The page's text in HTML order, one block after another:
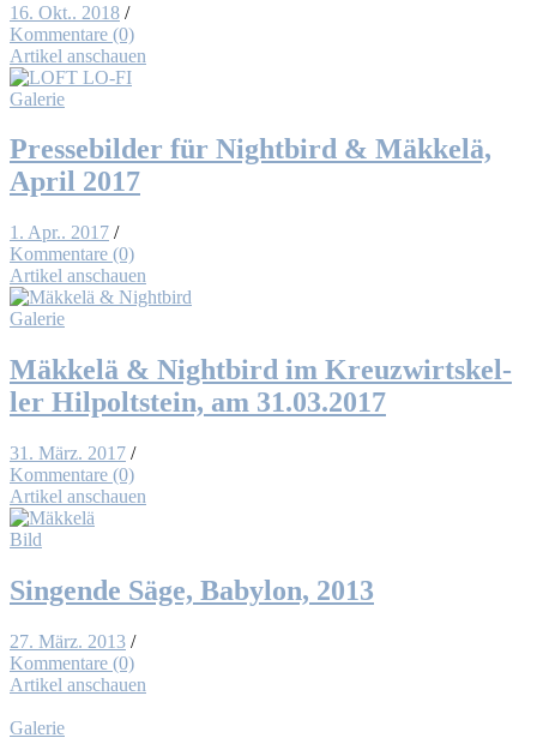
16. Okt.. 2018 /
Kommentare (0)
Artikel anschauen
Galerie
Pres­se­bil­der für Night­bird & Mäk­kelä,
April 2017
1. Apr.. 2017 /
Kommentare (0)
Artikel anschauen
Galerie
Mäk­kelä & Night­bird im Kreuz­wirts­kel­
ler Hil­polt­stein, am 31.03.2017
31. März. 2017 /
Kommentare (0)
Artikel anschauen
Bild
Sin­gen­de Sä­ge, Ba­by­lon, 2013
27. März. 2013 /
Kommentare (0)
Artikel anschauen
Galerie